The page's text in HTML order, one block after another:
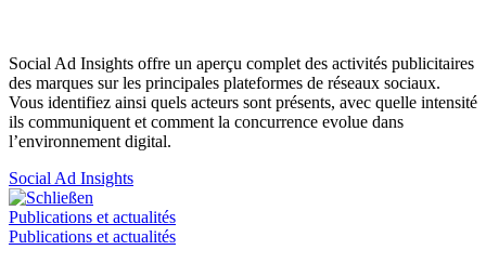
Social Ad Insights offre un aperçu complet des activités publicitaires
des marques sur les principales plateformes de réseaux sociaux.
Vous identifiez ainsi quels acteurs sont présents, avec quelle intensité
ils communiquent et comment la concurrence evolue dans
l’environnement digital.
Social Ad Insights
Schließen
Publications et actualités
Publications et actualités